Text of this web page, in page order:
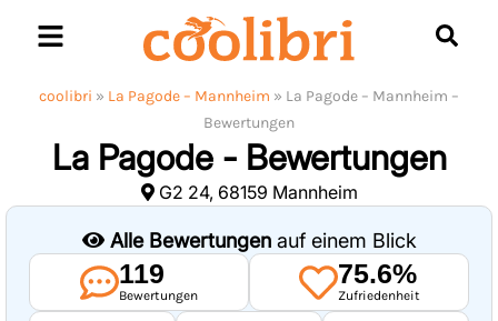
coolibri » La Pagode – Mannheim » La Pagode – Mannheim –
Bewertungen
La Pagode - Bewertungen
G2 24, 68159 Mannheim
Alle Bewertungenauf einem Blick
119
Bewertungen
75.6%
Zufriedenheit